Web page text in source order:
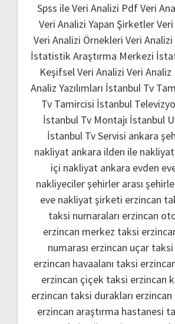
Spss ile Veri Analizi PdfVeri
Veri Analizi Yapan Şirketler
Veri Analizi Örnekleri Veri Analizi
İstatistik Araştırma Merkezi
Keşifsel Veri Analizi Veri Analiz
Analiz Yazılımları İstanbul Tv
Tv Tamircisi İstanbul
İstanbul Tv Montajı İstanbul
İstanbul Tv Servisi ankara
nakliyat ankara ilden ile nakliyat
içi nakliyat ankara evden
nakliyeciler şehirler arası
eve nakliyat şirketi erzincan
taksi numaraları erzincan
erzincan merkez taksi
numarası erzincan uçar taksi
erzincan havaalanı taksi
erzincan çiçek taksi erzincan
erzincan taksi durakları
erzincan araştırma hastanesi